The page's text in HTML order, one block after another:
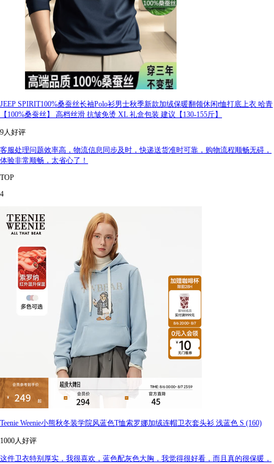
JEEP SPIRIT100%桑蚕丝长袖Polo衫男士秋季新款加绒保暖翻领休闲t恤打底上衣 哈青
【100%桑蚕丝】 高档丝滑 抗皱免烫 XL 礼盒包装 建议【130-155斤】
9人好评
客服处理问题效率高，物流信息同步及时，快递送货准时可靠，购物流程顺畅无碍，
体验非常顺畅，太省心了！
TOP
4
Teenie Weenie小熊秋冬装学院风蓝色T恤索罗娜加绒连帽卫衣套头衫 浅蓝色 S (160)
1000人好评
这件卫衣特别厚实，我很喜欢，蓝色配灰色大胸，我觉得很好看，而且真的很保暖，